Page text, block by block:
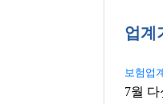
업계
보험업
7월 다